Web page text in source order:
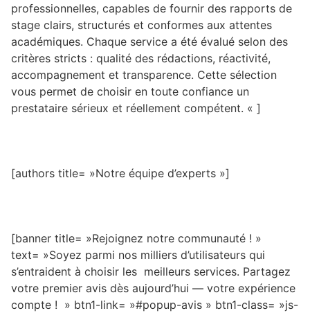
professionnelles, capables de fournir des rapports de
stage clairs, structurés et conformes aux attentes
académiques. Chaque service a été évalué selon des
critères stricts : qualité des rédactions, réactivité,
accompagnement et transparence. Cette sélection
vous permet de choisir en toute confiance un
prestataire sérieux et réellement compétent. « ]
[authors title= »Notre équipe d’experts »]
[banner title= »Rejoignez notre communauté ! »
text= »Soyez parmi nos milliers d’utilisateurs qui
s’entraident à choisir les meilleurs services. Partagez
votre premier avis dès aujourd’hui — votre expérience
compte ! » btn1-link= »#popup-avis » btn1-class= »js-